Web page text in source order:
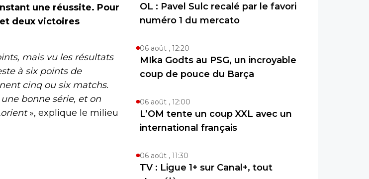
une réussite. Pour
deux victoires
mais vu les résultats
à six points de
cinq ou six matchs.
bonne série, et on
», explique le milieu
OL : Pavel Sulc recalé par le favori
numéro 1 du mercato
06 août , 12:20
MIka Godts au PSG, un incroyable
coup de pouce du Barça
06 août , 12:00
L’OM tente un coup XXL avec un
international français
06 août , 11:30
TV : Ligue 1+ sur Canal+, tout